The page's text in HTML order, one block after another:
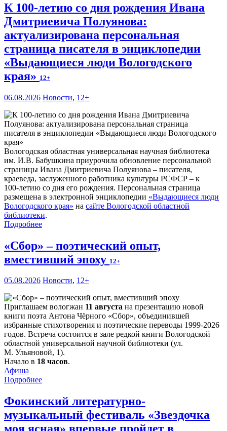
К 100-летию со дня рождения Ивана
Дмитриевича Полуянова:
актуализирована персональная
страница писателя в энциклопедии
«Выдающиеся люди Вологодского
края» 12+
06.08.2026 Новости, 12+
Вологодская областная универсальная научная библиотека
им. И.В. Бабушкина приурочила обновление персональной
страницы Ивана Дмитриевича Полуянова – писателя,
краеведа, заслуженного работника культуры РСФСР – к
100‑летию со дня его рождения. Персональная страница
размещена в электронной энциклопедии «Выдающиеся люди
Вологодского края» на сайте Вологодской областной
библиотеки.
Подробнее
«Сбор» – поэтический опыт,
вместивший эпоху 12+
05.08.2026 Новости, 12+
Приглашаем вологжан 11 августа на презентацию новой
книги поэта Антона Чёрного «Сбор», объединившей
избранные стихотворения и поэтические переводы 1999-2026
годов. Встреча состоится в зале редкой книги Вологодской
областной универсальной научной библиотеки (ул.
М. Ульяновой, 1).
Начало в 18 часов.
Афиша
Подробнее
Фокинский литературно-
музыкальный фестиваль «Звездочка